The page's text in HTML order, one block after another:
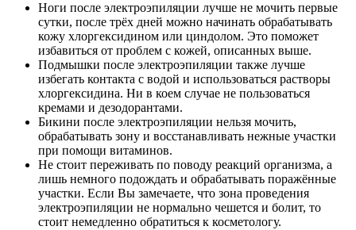
Ноги после электроэпиляции лучше не мочить первые
сутки, после трёх дней можно начинать обрабатывать
кожу хлоргексидином или циндолом. Это поможет
избавиться от проблем с кожей, описанных выше.
Подмышки после электроэпиляции также лучше
избегать контакта с водой и использоваться растворы
хлоргексидина. Ни в коем случае не пользоваться
кремами и дезодорантами.
Бикини после электроэпиляции нельзя мочить,
обрабатывать зону и восстанавливать нежные участки
при помощи витаминов.
Не стоит переживать по поводу реакций организма, а
лишь немного подождать и обрабатывать поражённые
участки. Если Вы замечаете, что зона проведения
электроэпиляции не нормально чешется и болит, то
стоит немедленно обратиться к косметологу.